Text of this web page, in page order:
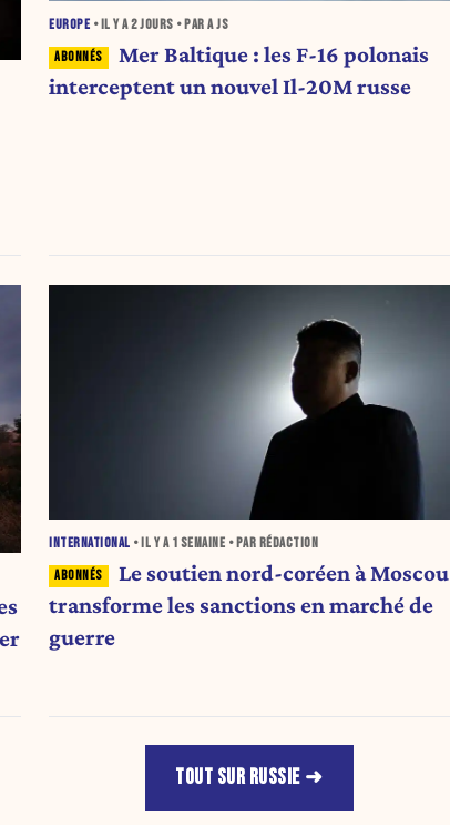
EUROPE • IL Y A2 JOURS • PAR A JS
Mer Baltique : les F-16 polonais
interceptent un nouvel Il-20M russe
INTERNATIONAL • IL Y A 1 SEMAINE • PAR RÉDACTION
Le soutien nord-coréen à Moscou
transforme les sanctions en marché de
guerre
TOUT SUR RUSSIE